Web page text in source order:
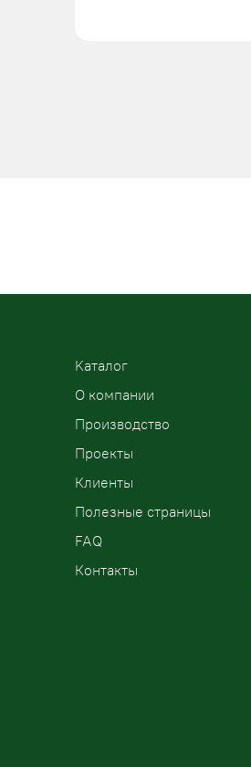
Kаталог
О компании
Производство
Проекты
Клиенты
Полезные страницы
FAQ
Контакты